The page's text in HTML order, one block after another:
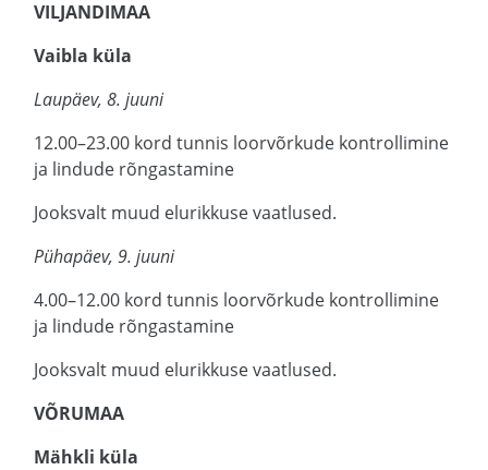
VILJANDIMAA
Vaibla küla
Laupäev, 8. juuni
12.00–23.00 kord tunnis loorvõrkude kontrollimine
ja lindude rõngastamine
Jooksvalt muud elurikkuse vaatlused.
Pühapäev, 9. juuni
4.00–12.00 kord tunnis loorvõrkude kontrollimine
ja lindude rõngastamine
Jooksvalt muud elurikkuse vaatlused.
VÕRUMAA
Mähkli küla